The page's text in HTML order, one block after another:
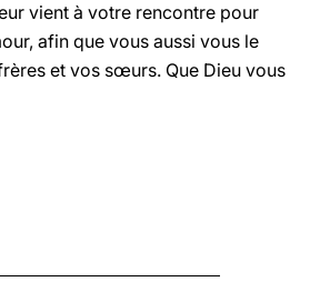
vient à votre rencontre pour
afin que vous aussi vous le
et vos sœurs. Que Dieu vous